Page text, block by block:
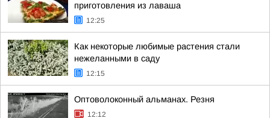
приготовления из лаваша
12:25
Как некоторые любимые растения стали
нежеланными в саду
12:15
Оптоволоконный альманах. Резня
12:12